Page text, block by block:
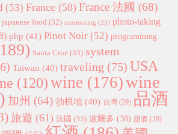
(53) France (58) France 法國 (68)
japanese food (32) murmuring (25) photo-taking
php (41) Pinot Noir (52) programming
Santa Cruz (33) system
Taiwan (40) traveling (75) USA
(120) wine (176)wine
加州 (64) 勃根地 (40) 台灣 (29) 品酒
旅遊 (61) 法國 (33) 波爾多 (38) 甜酒 (28)